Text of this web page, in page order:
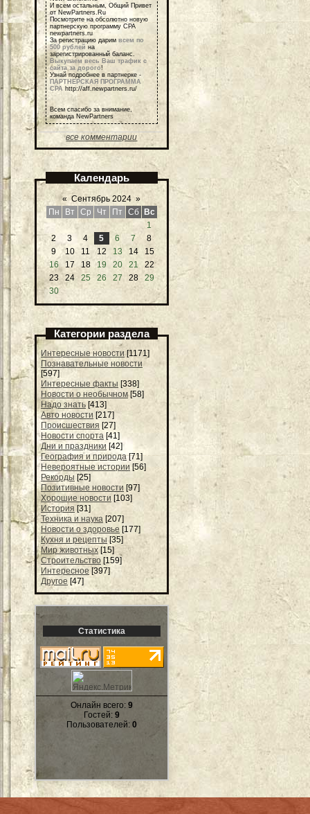
И всем остальным, Общий Привет
от NewPartners.Ru
Посмотрите на обсолютно новую
партнерскую программу СРА
newpartners.ru
За регистрацию дарим всем по
500 рублей на
зарегистрированный баланс.
Выкупаем весь Ваш трафик с
сайта за дорого!
Узнай подробнее в партнерке -
ПАРТНЕРСКАЯ ПРОГРАММА
СРА http://aff.newpartners.ru/
Всем спасибо за внимание,
команда NewPartners
все комментарии
Календарь
« Сентябрь 2024 »
Пн
Вт Ср Чт Пт Сб Вс
1
2
3 4 5 6 7
8
9
10 11 12 13 14
15
16
17 18 19 20 21
22
23
24 25 26 27 28
29
30
Категории раздела
Интересные новости [1171]
Познавательные новости
[597]
Интересные факты [338]
Новости о необычном [58]
Надо знать [413]
Авто новости [217]
Происшествия [27]
Новости спорта [41]
Дни и праздники [42]
География и природа [71]
Невероятные истории [56]
Рекорды [25]
Позитивные новости [97]
Хорошие новости [103]
История [31]
Техника и наука [207]
Новости о здоровье [177]
Кухня и рецепты [35]
Мир животных [15]
Строительство [159]
Интересное [397]
Другое [47]
Статистика
Онлайн всего: 9
Гостей: 9
Пользователей: 0